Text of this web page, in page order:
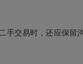
交易时，还应保留